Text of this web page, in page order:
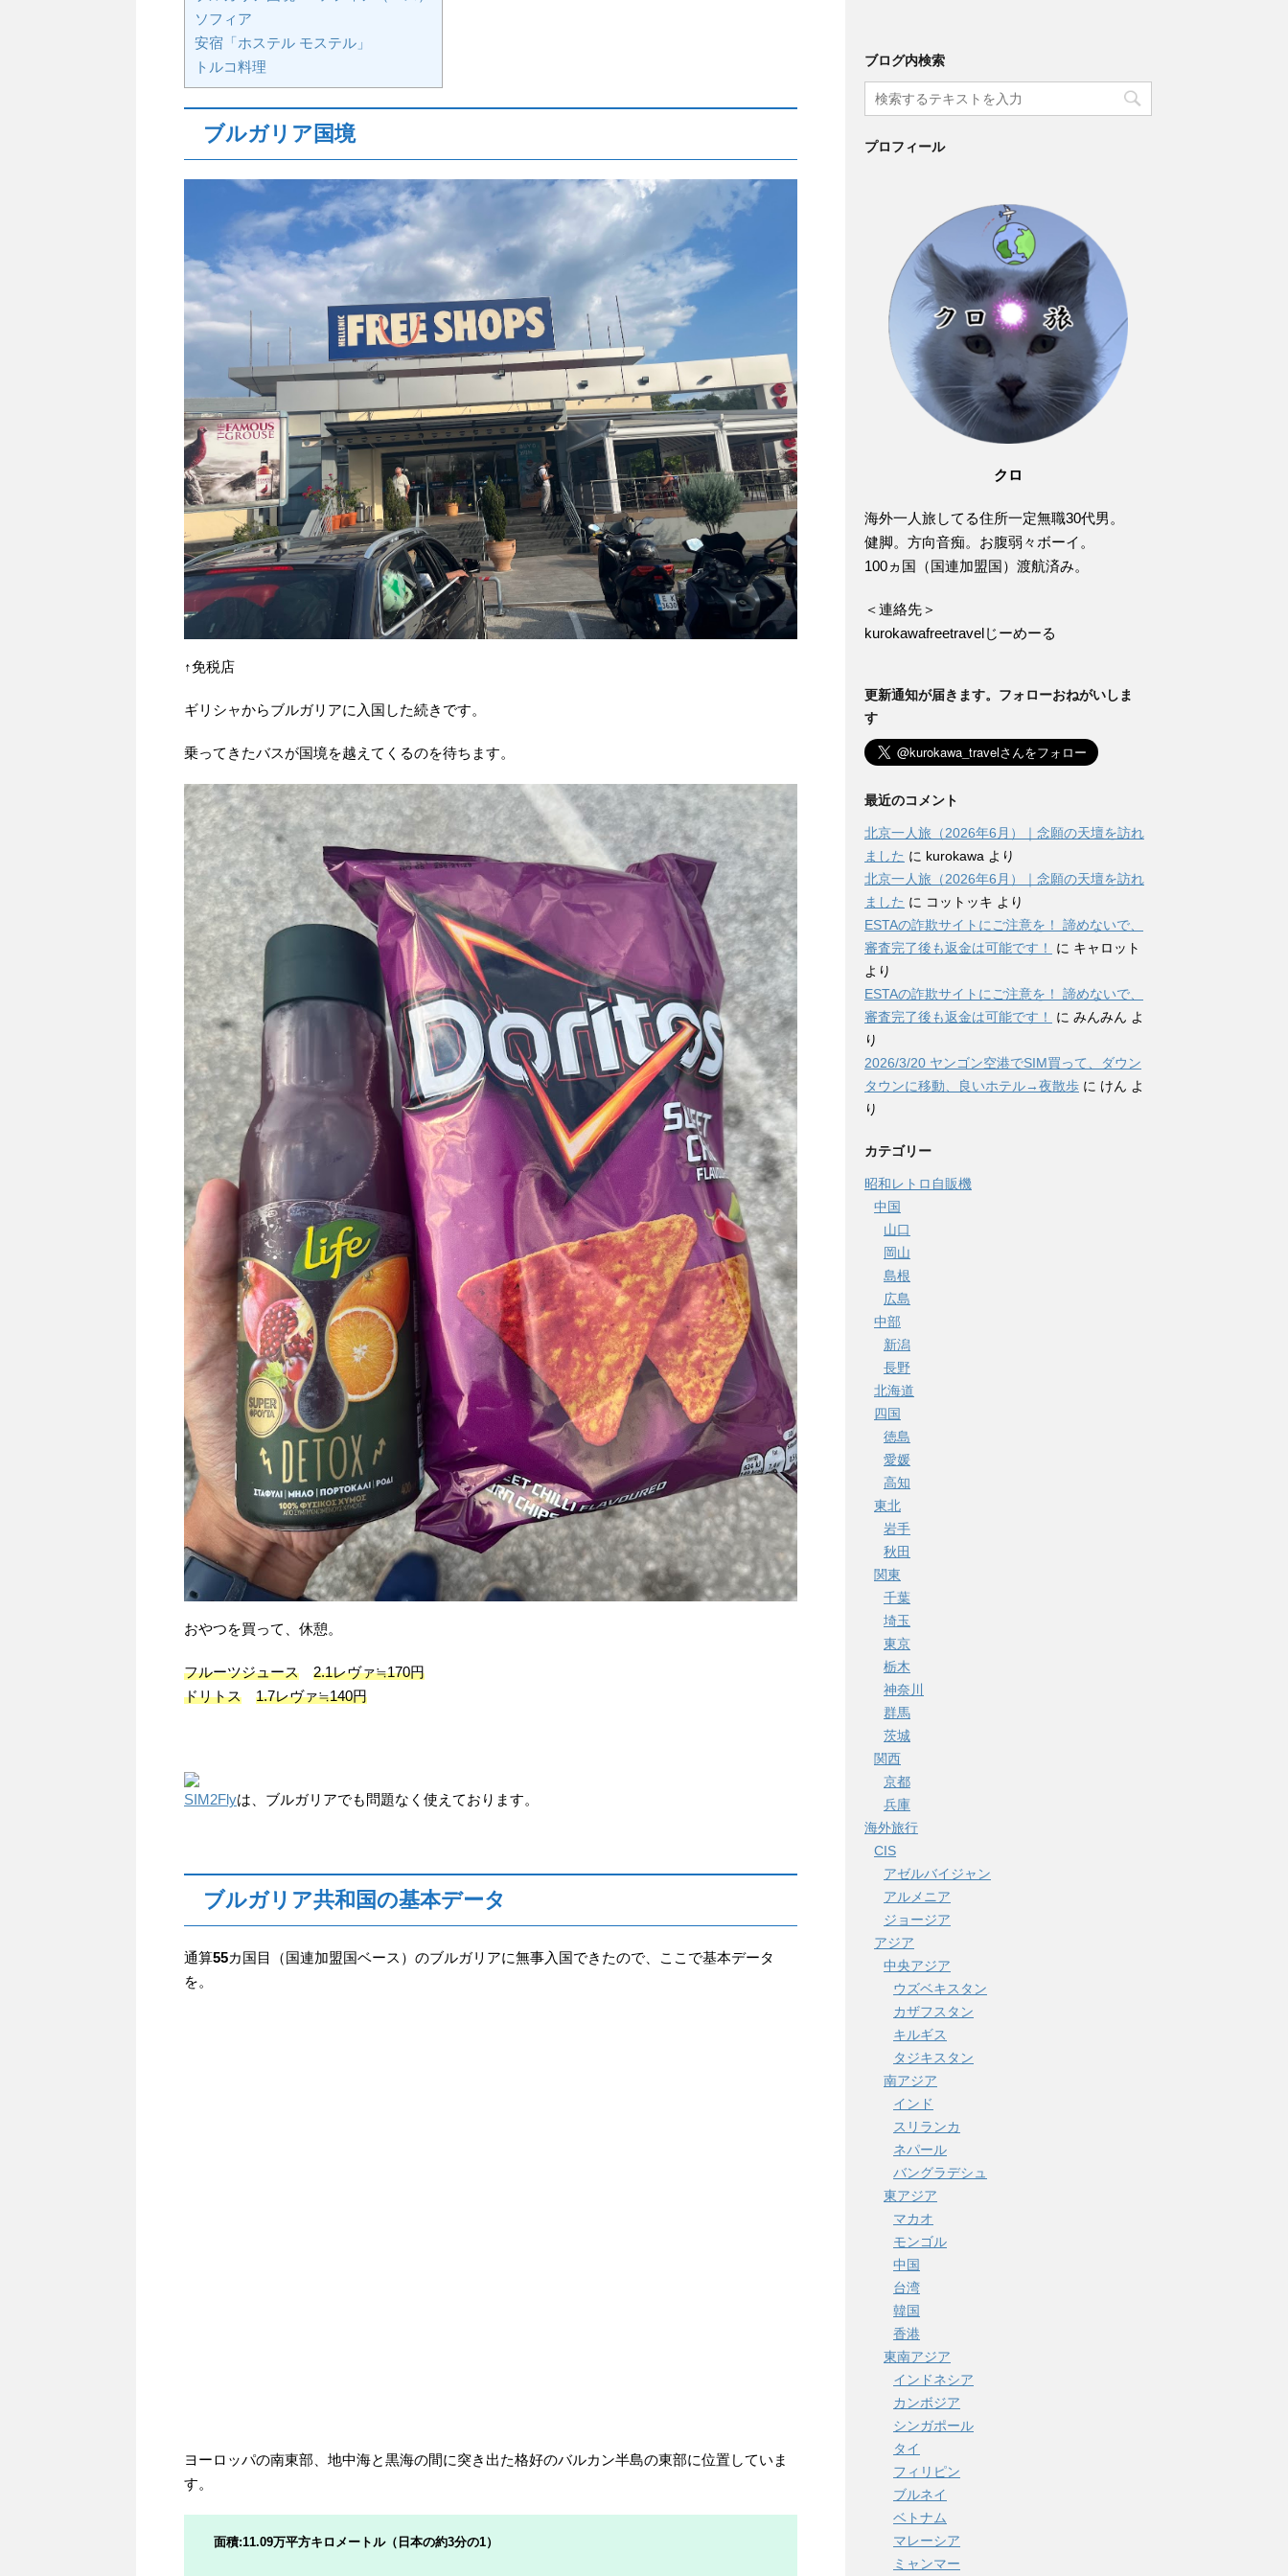
ソフィア
安宿「ホステル モステル」
トルコ料理
ブルガリア国境
↑免税店
ギリシャからブルガリアに入国した続きです。
乗ってきたバスが国境を越えてくるのを待ちます。
おやつを買って、休憩。
フルーツジュース
2.1レヴァ≒170円
ドリトス
1.7レヴァ≒140円
SIM2Flyは、ブルガリアでも問題なく使えております。
ブルガリア共和国の基本データ
通算55カ国目（国連加盟国ベース）のブルガリアに無事入国できたので、ここで基本データ
を。
ヨーロッパの南東部、地中海と黒海の間に突き出た格好のバルカン半島の東部に位置していま
す。
面積:11.09万平方キロメートル（日本の約3分の1）
ブログ内検索
プロフィール
クロ
海外一人旅してる住所一定無職30代男。
健脚。方向音痴。お腹弱々ボーイ。
100ヵ国（国連加盟国）渡航済み。
＜連絡先＞
kurokawafreetravelじーめーる
更新通知が届きます。フォローおねがいしま
す
最近のコメント
北京一人旅（2026年6月）｜念願の天壇を訪れ
ました に kurokawa より
北京一人旅（2026年6月）｜念願の天壇を訪れ
ました に コットッキ より
ESTAの詐欺サイトにご注意を！ 諦めないで、
審査完了後も返金は可能です！
に キャロット
より
ESTAの詐欺サイトにご注意を！ 諦めないで、
審査完了後も返金は可能です！
に みんみん よ
り
2026/3/20 ヤンゴン空港でSIM買って、ダウン
タウンに移動、良いホテル→夜散歩 に けん よ
り
カテゴリー
昭和レトロ自販機
中国
山口
岡山
島根
広島
中部
新潟
長野
北海道
四国
徳島
愛媛
高知
東北
岩手
秋田
関東
千葉
埼玉
東京
栃木
神奈川
群馬
茨城
関西
京都
兵庫
海外旅行
CIS
アゼルバイジャン
アルメニア
ジョージア
アジア
中央アジア
ウズベキスタン
カザフスタン
キルギス
タジキスタン
南アジア
インド
スリランカ
ネパール
バングラデシュ
東アジア
マカオ
モンゴル
中国
台湾
韓国
香港
東南アジア
インドネシア
カンボジア
シンガポール
タイ
フィリピン
ブルネイ
ベトナム
マレーシア
ミャンマー